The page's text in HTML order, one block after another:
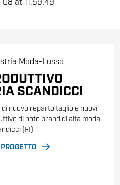
Moda-Lusso
SCANDICCI
nuovo reparto taglio e nuovi
di noto brand di alta moda
(FI)